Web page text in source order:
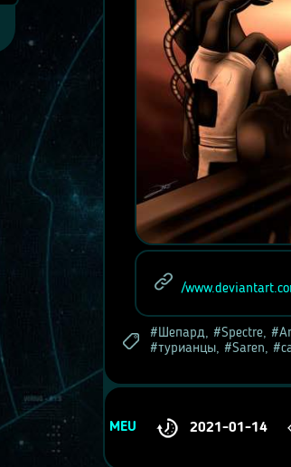
/
Шепард, Spectre,
турианцы, Saren,
MEU 2021-01-14